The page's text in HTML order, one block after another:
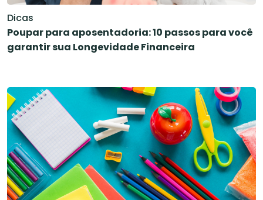
Dicas
Poupar para aposentadoria: 10 passos para você
garantir sua Longevidade Financeira